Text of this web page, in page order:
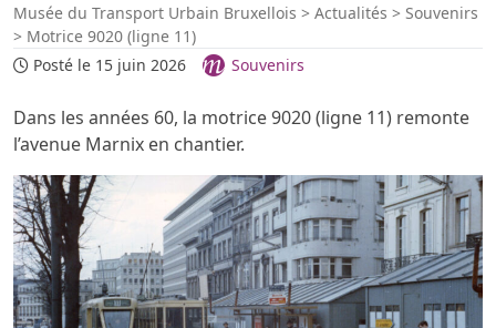
Musée du Transport Urbain Bruxellois > Actualités > Souvenirs
> Motrice 9020 (ligne 11)
Posté le 15 juin 2026
Souvenirs
Dans les années 60, la motrice 9020 (ligne 11) remonte
l’avenue Marnix en chantier.